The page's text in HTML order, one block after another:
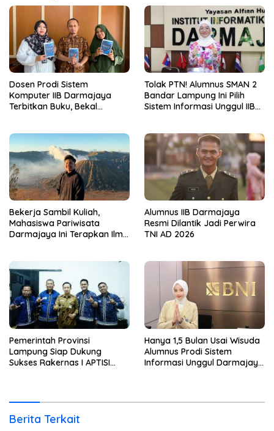
Dosen Prodi Sistem
Komputer IIB Darmajaya
Terbitkan Buku, Bekal
Tolak PTN! Alumnus SMAN 2
Bandar Lampung Ini Pilih
Sistem Informasi Unggul IIB
Bekerja Sambil Kuliah,
Mahasiswa Pariwisata
Darmajaya Ini Terapkan Ilmu
Alumnus IIB Darmajaya
Resmi Dilantik Jadi Perwira
TNI AD 2026
Pemerintah Provinsi
Lampung Siap Dukung
Sukses Rakernas I APTISI
Hanya 1,5 Bulan Usai Wisuda
Alumnus Prodi Sistem
Informasi Unggul Darmajaya
Berita Terkait